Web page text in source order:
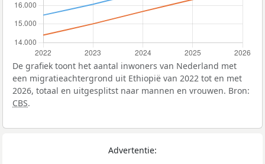
De grafiek toont het aantal inwoners van Nederland met
een migratieachtergrond uit Ethiopië van 2022 tot en met
2026, totaal en uitgesplitst naar mannen en vrouwen. Bron:
CBS.
Advertentie: